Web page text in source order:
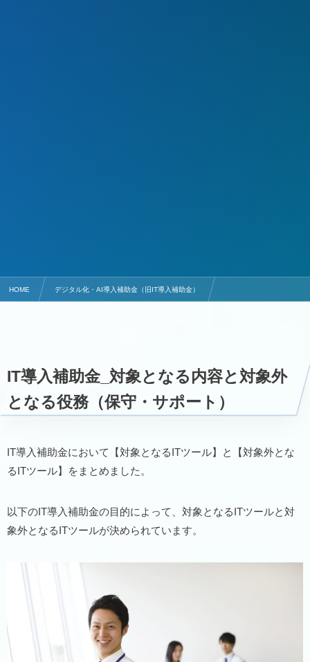
HOME デジタル化・AI導入補助金（旧IT導入補助金）
IT導入補助金_対象となる内容と対象外
となる役務（保守・サポート）
IT導入補助金において【対象となるITツール】と【対象外とな
るITツール】をまとめました。
以下のIT導入補助金の目的によって、対象となるITツールと対
象外となるITツールが決められています。